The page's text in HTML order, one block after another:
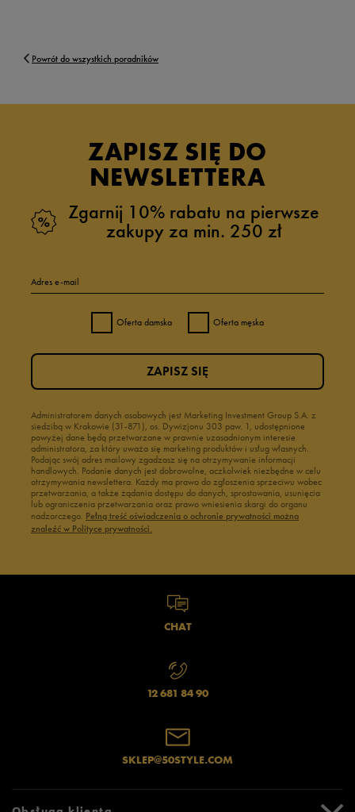
Powrót do wszystkich poradników
ZAPISZ SIĘ DO
NEWSLETTERA
Zgarnij 10% rabatu na pierwsze
zakupy za min. 250 zł
Adres e-mail
Oferta damska Oferta męska
Administratorem danych osobowych jest Marketing Investment Group S.A. z
siedzibą w Krakowie (31-871), os. Dywizjonu 303 paw. 1, udostępnione
powyżej dane będą przetwarzane w prawnie uzasadnionym interesie
administratora, za który uważa się marketing produktów i usług własnych.
Podając swój adres mailowy zgadzasz się na otrzymywanie informacji
handlowych. Podanie danych jest dobrowolne, aczkolwiek niezbędne w celu
otrzymywania newslettera. Każdy ma prawo do zgłoszenia sprzeciwu wobec
przetwarzania, a także żądania dostępu do danych, sprostowania, usunięcia
lub ograniczenia przetwarzania oraz prawo wniesienia skargi do organu
nadzorczego. Pełną treść oświadczenia o ochronie prywatności można
znaleźć w Polityce prywatności.
ZAPISZ SIĘ
CHAT
12 681 84 90
SKLEP@50STYLE.COM